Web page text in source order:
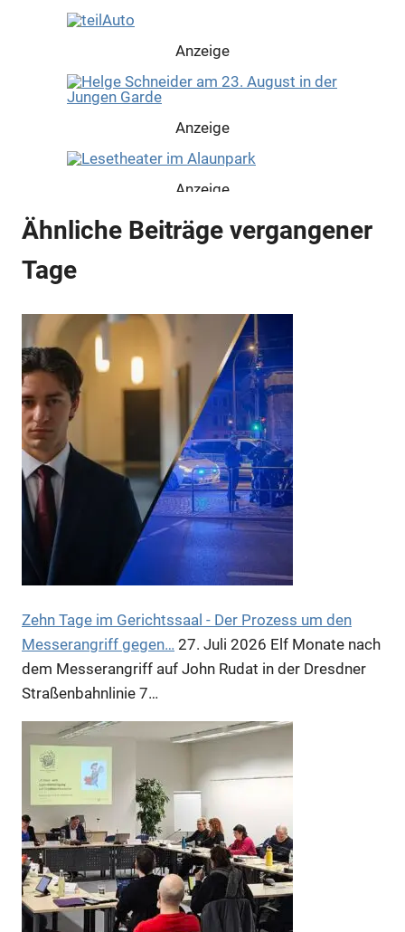
Anzeige
Anzeige
Anzeige
Anzeige
Anzeige
Ähnliche Beiträge vergangener
Tage
Zehn Tage im Gerichtssaal - Der Prozess um den
Messerangriff gegen… 27. Juli 2026 Elf Monate nach
dem Messerangriff auf John Rudat in der Dresdner
Straßenbahnlinie 7…